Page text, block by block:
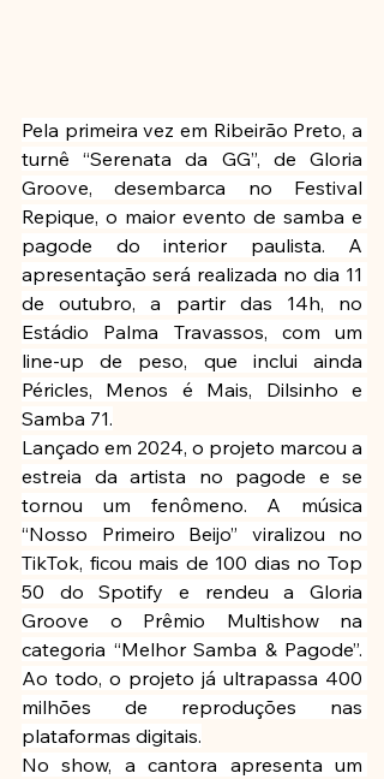
Pela primeira vez em Ribeirão Preto, a
turnê “Serenata da GG”, de Gloria
Groove, desembarca no Festival
Repique, o maior evento de samba e
pagode do interior paulista. A
apresentação será realizada no dia 11
de outubro, a partir das 14h, no
Estádio Palma Travassos, com um
line-up de peso, que inclui ainda
Péricles, Menos é Mais, Dilsinho e
Samba 71.
Lançado em 2024, o projeto marcou a
estreia da artista no pagode e se
tornou um fenômeno. A música
“Nosso Primeiro Beijo” viralizou no
TikTok, ficou mais de 100 dias no Top
50 do Spotify e rendeu a Gloria
Groove o Prêmio Multishow na
categoria “Melhor Samba & Pagode”.
Ao todo, o projeto já ultrapassa 400
milhões de reproduções nas
plataformas digitais.
No show, a cantora apresenta um